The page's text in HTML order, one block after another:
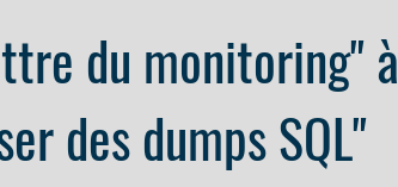
du monitoring" à
des dumps SQL"